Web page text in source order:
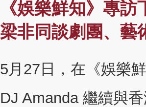
《娛樂鮮知》專訪
梁非同談劇團、藝
5月27日，在《娛樂
DJ Amanda 繼續與